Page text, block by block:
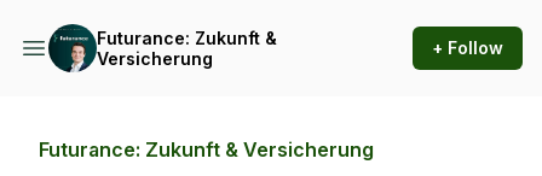
Futurance: Zukunft &
Versicherung
+ Follow
Futurance: Zukunft & Versicherung